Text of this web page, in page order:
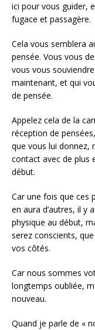
ici pour vous guider,
fugace et passagère.
Cela vous semblera
pensée. Vous vous
vous vous
maintenant, et qui
de pensée.
Appelez cela de la
réception de
que vous lui donnez,
contact avec de plus
début.
Car une fois que ces
en aura d’autres, il y
physique au début,
serez conscients,
vos côtés.
Car nous sommes
longtemps oubliée,
nouveau.
Quand je parle de «